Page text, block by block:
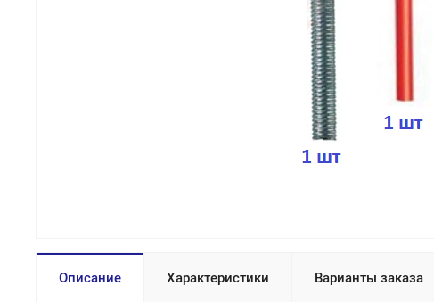
Описание Характеристики Варианты заказа